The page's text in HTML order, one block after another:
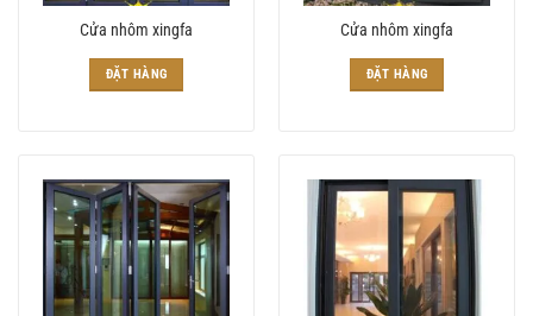
Cửa nhôm xingfa
ĐẶT HÀNG
Cửa nhôm xingfa
ĐẶT HÀNG